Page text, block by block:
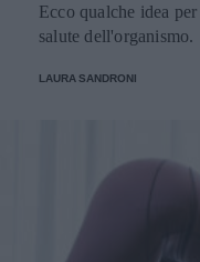
Ecco qualche idea
salute dell'organismo.
LAURA SANDRONI